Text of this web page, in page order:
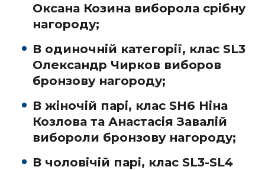
Оксана Козина виборола срібну
нагороду;
В одиночній категорії, клас SL3
Олександр Чирков виборов
бронзову нагороду;
В жіночій парі, клас SH6 Ніна
Козлова та Анастасія Завалій
вибороли бронзову нагороду;
В чоловічій парі, клас SL3-SL4